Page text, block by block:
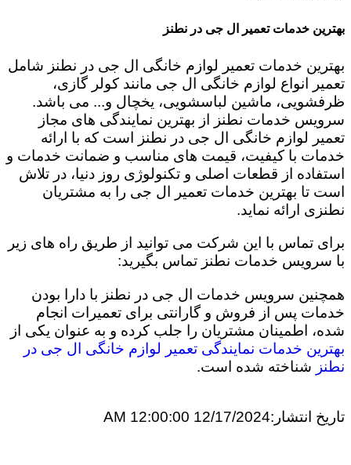
بهترین خدمات تعمیر ال جی در نطنز
بهترین خدمات تعمیر لوازم خانگی ال جی در نطنز شامل
تعمیر انواع لوازم خانگی ال جی مانند کولر گازی،
ظرفشویی، ماشین لباسشویی، یخچال و... می باشد.
سرویس خدمات نطنز از بهترین نمایندگی های مجاز
تعمیر لوازم خانگی ال جی در نطنز است که با ارائه
خدمات با کیفیت، قیمت های مناسب و ضمانت خدمات و
استفاده از قطعات اصلی و تکنولوژی روز دنیا، در تلاش
است تا بهترین خدمات تعمیر ال جی را به مشتریان
نطنزی ارائه نماید.
برای تماس با این شرکت می توانید از طریق راه های زیر
با سرویس خدمات نطنز تماس بگیرید:
همچنین سرویس خدمات ال جی در نطنز با دارا بودن
خدمات پس از فروش و گارانتی برای تعمیرات انجام
شده، اطمینان مشتریان را جلب کرده و به عنوان یکی از
بهترین خدمات نمایندگی تعمیر لوازم خانگی ال جی در
نطنز شناخته شده است.
تاریخ انتشار:12/17/2024 12:00:00 AM